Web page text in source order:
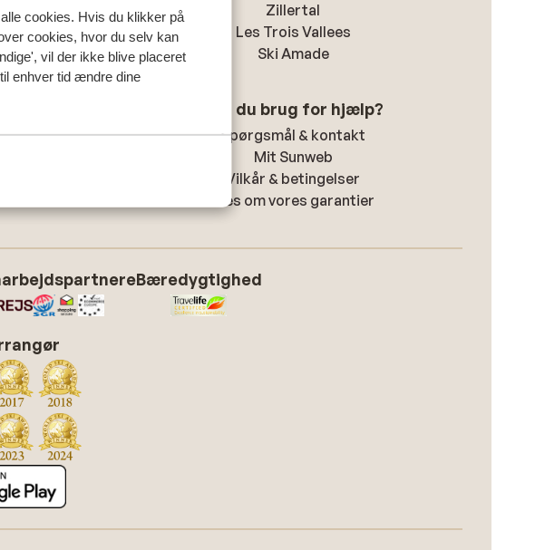
cookies. Hvis du klikker på
cookies, hvor du selv kan
vil der ikke blive placeret
enhver tid ændre dine
Zillertal
Les Trois Vallees
Ski Amade
Har du brug for hjælp?
Spørgsmål & kontakt
Mit Sunweb
Vilkår & betingelser
Læs om vores garantier
Bæredygtighed